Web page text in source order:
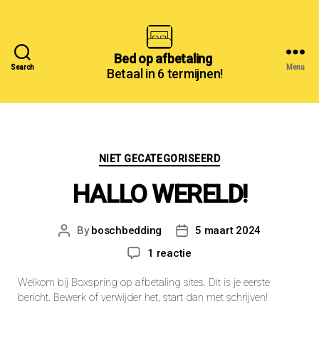
Search
Bed
op
Bed op afbetaling
Betaal in 6 termijnen!
Menu
Categories
NIET GECATEGORISEERD
HALLO WERELD!
Post
Byboschbedding
Post
date
5 maart 2024
1 reactieop
wereld!
Welkom bij Boxspring op afbetaling sites . Dit is je eerste
bericht. Bewerk of verwijder het, start dan met schrijven!